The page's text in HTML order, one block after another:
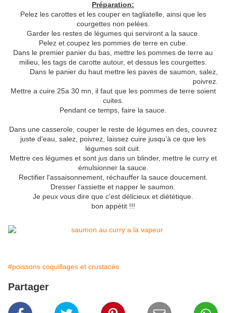
Préparation:
Pelez les carottes et les couper en tagliatelle, ainsi que les
courgettes non pelées.
Garder les restes de légumes qui serviront a la sauce.
Pelez et coupez les pommes de terre en cube.
Dans le premier panier du bas, mettre les pommes de terre au
milieu, les tags de carotte autour, et dessus les courgettes.
Dans le panier du haut mettre les paves de saumon, salez,
poivrez.
Mettre a cuire 25a 30 mn, il faut que les pommes de terre soient
cuites.
Pendant ce temps, faire la sauce.
Dans une casserole, couper le reste de légumes en des, couvrez
juste d'eau, salez, poivrez, laissez cuire jusqu’à ce que les
légumes soit cuit.
Mettre ces légumes et sont jus dans un blinder, mettre le curry et
émulsionner la sauce.
Rectifier l'assaisonnement, réchauffer la sauce doucement.
Dresser l'assiette et napper le saumon.
Je peux vous dire que c'est délicieux et diététique.
bon appétit !!!
#poissons coquillages et crustacés
Partager